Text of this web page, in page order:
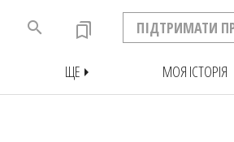
ПІДТРИМАТИ
bookmarks
search
ЩЕarrow_right МОЯ ІСТОРІЯ